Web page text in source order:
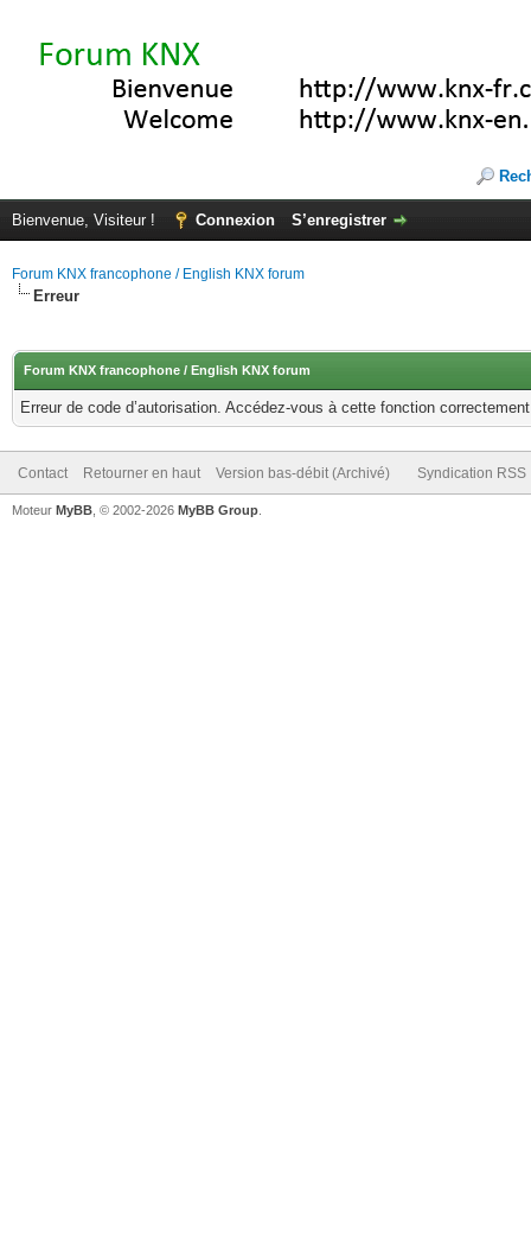
Bienvenue, Visiteur ! Connexion S’enregistrer
Forum KNX francophone / English KNX forum
Erreur
Forum KNX francophone / English KNX forum
Erreur de code d’autorisation. Accédez-vous à cette fonction
Contact Retourner en haut Version bas-débit (Archivé) Syndication RSS
Moteur MyBB , © 2002-2026 MyBB Group